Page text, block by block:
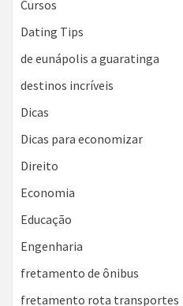
Cursos
Dating Tips
de eunápolis a guaratinga
destinos incríveis
Dicas
Dicas para economizar
Direito
Economia
Educação
Engenharia
fretamento de ônibus
fretamento rota transportes